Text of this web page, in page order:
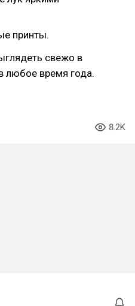
принты.
свежо в
любое время года.
8.2K